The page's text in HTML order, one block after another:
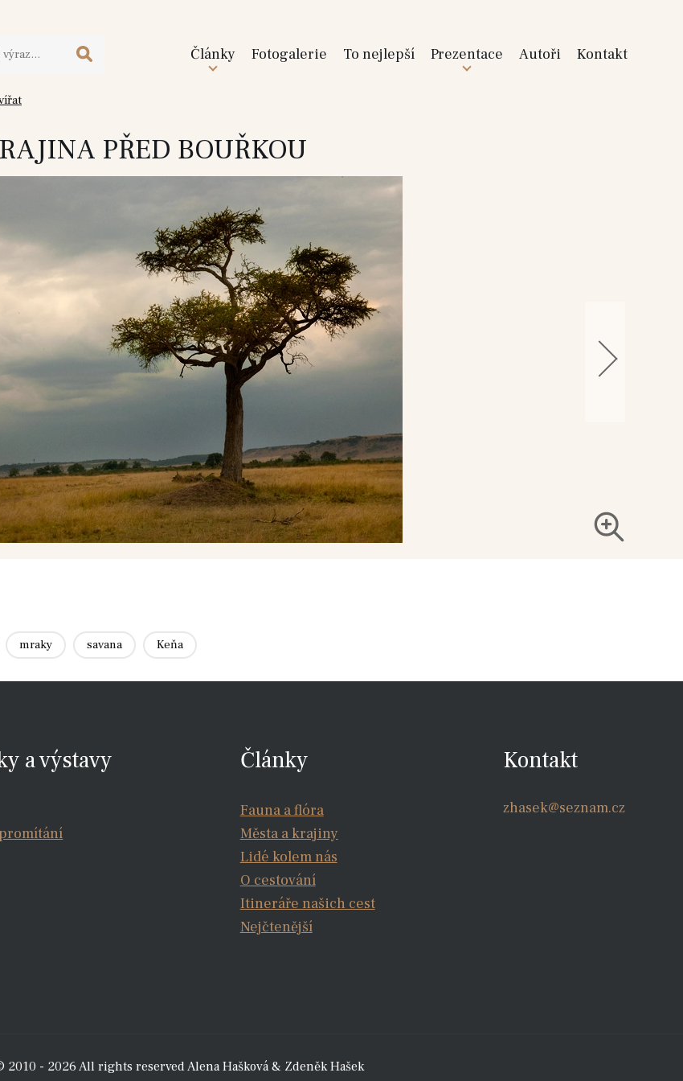
Články Fotogalerie To nejlepší Prezentace Autoři Kontakt
PŘED BOUŘKOU
mraky savana Keňa
a výstavy Články
Fauna a flóra
Města a krajiny
Lidé kolem nás
O cestování
Itineráře našich cest
Nejčtenější
Kontakt
zhasek@seznam.cz
2010 - 2026 All rights reserved Alena Hašková & Zdeněk Hašek